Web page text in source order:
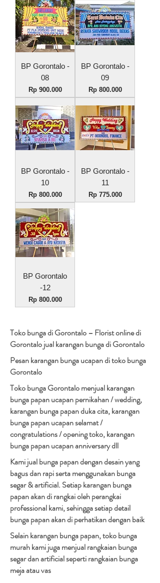
BP Gorontalo -
08
Harga
Rp 900.000
BP Gorontalo -
09
Harga
Rp 800.000
BP Gorontalo -
10
Harga
Rp 800.000
BP Gorontalo -
11
Harga
Rp 775.000
BP Gorontalo
-12
Harga
Rp 800.000
Toko bunga di Gorontalo – Florist online di
Gorontalo jual karangan bunga di Gorontalo
Pesan karangan bunga ucapan di toko bunga
Gorontalo
Toko bunga Gorontalo menjual karangan
bunga papan ucapan pernikahan / wedding,
karangan bunga papan duka cita, karangan
bunga papan ucapan selamat /
congratulations / opening toko, karangan
bunga papan ucapan anniversary dll
Kami jual bunga papan dengan desain yang
bagus dan rapi serta menggunakan bunga
segar & artificial. Setiap karangan bunga
papan akan di rangkai oleh perangkai
professional kami, sehingga setiap detail
bunga papan akan di perhatikan dengan baik
Selain karangan bunga papan, toko bunga
murah kami juga menjual rangkaian bunga
segar dan artificial seperti rangkaian bunga
meja atau vas